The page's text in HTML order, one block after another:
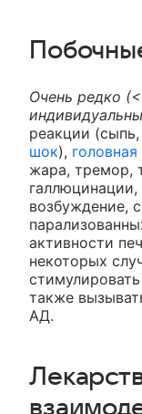
Очень редко
реакции
шок), головная
жара, тремор,
возбуждение,
активности
некоторых
также
АД.